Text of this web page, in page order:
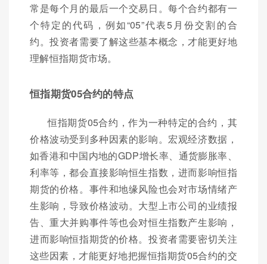
常是每个月的最后一个交易日。每个合约都有一
个特定的代码，例如“05”代表5月份交割的合
约。投资者需要了解这些基本概念，才能更好地
理解恒指期货市场。
恒指期货05合约的特点
恒指期货05合约，作为一种特定的合约，其
价格波动受到多种因素的影响。宏观经济数据，
如香港和中国内地的GDP增长率、通货膨胀率、
利率等，都会直接影响恒生指数，进而影响恒指
期货的价格。事件和地缘风险也会对市场情绪产
生影响，导致价格波动。大型上市公司的业绩报
告、重大并购事件等也会对恒生指数产生影响，
进而影响恒指期货的价格。投资者需要密切关注
这些因素，才能更好地把握恒指期货05合约的交